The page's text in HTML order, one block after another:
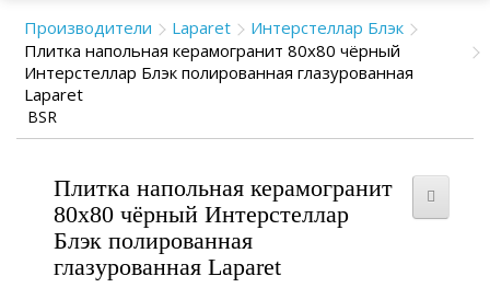
Производители Laparet
Интерстеллар Блэк
Плитка напольная керамогранит 80x80 чёрный
Интерстеллар Блэк полированная глазурованная
Laparet
BSR
Плитка напольная керамогранит
80x80 чёрный Интерстеллар
Блэк полированная
глазурованная Laparet